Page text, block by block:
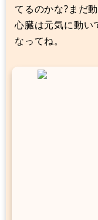
てるのかな?まだ
心臓は元気に動い
なってね。